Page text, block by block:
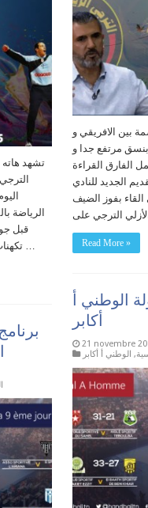
دربي العاصمة بين الافريقي و
بنسق مرتفع جدا و
الفارق القراءة
الجديد للنادي
القاء بفوز الضيف
Read More »
تشهد هاته
الرياضة
قبل
تكهنات حيث ان الفريقين متقاربان في المستوى …
من بطولة الوطني أ
أكابر
21 novembre
, الوطني أ أكابر